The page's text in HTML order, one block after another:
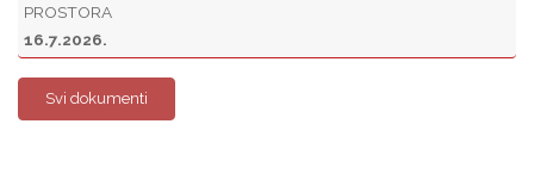
PROSTORA
16.7.2026.
Svi dokumenti